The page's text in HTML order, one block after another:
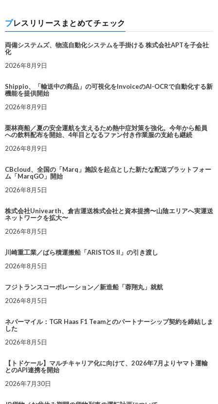
プレスリリースまとめてチェック
両備システムズ、物流自動化システムを手掛ける 株式会社APTを子会社
化
2026年8月9日
Shippio、「輸送中の商品」の可視化をInvoiceのAI-OCRで自動化する新
機能を提供開始
2026年8月9日
栗林商船／夏の安全運航を支えるため熱中症対策を強化。今年から船員
への飲料配布を開始、4年目となるファン付き作業服の支給も継続
2026年8月9日
CBcloud、全国の「Marq」施設を起点とした新たな配送プラットフォー
ム「MarqGO」開始
2026年8月5日
株式会社Univearth、倉吉運送株式会社と資本提携〜山陰エリアへ実運送
ネットワークを拡大〜
2026年8月5日
川崎重工業／ばら積運搬船「ARISTOS II」の引き渡し
2026年8月5日
フジトランスコーポレーション／新造船「蓉翔丸」就航
2026年8月5日
ネバーマイル：TGR Haas F1 Teamとのパートナーシップ契約を締結しま
した
2026年8月5日
【トドケール】マルチキャリア化に向けて、2026年7月よりヤマト運輸
とのAPI連携を開始
2026年7月30日